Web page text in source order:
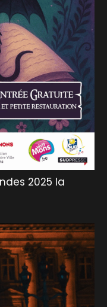
2025 la